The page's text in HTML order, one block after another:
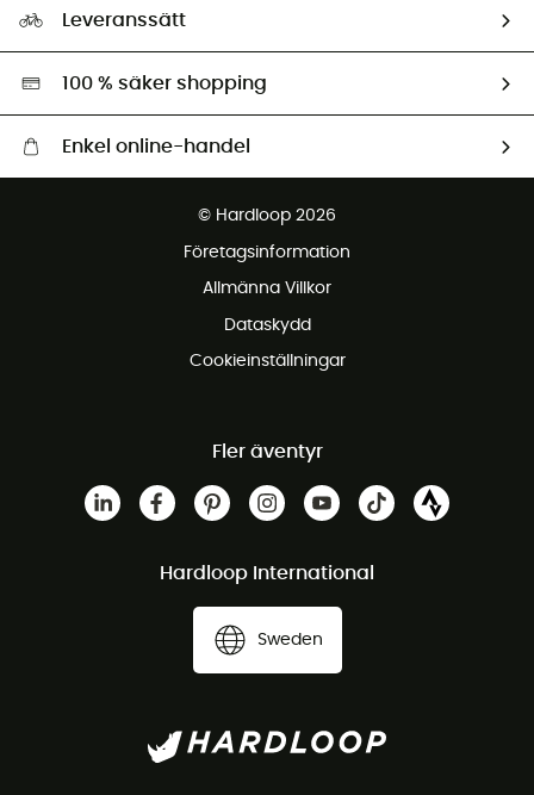
Ambassadörer
Miljöanpassat urval
Leveranssätt
100 % säker shopping
Enkel online-handel
© Hardloop 2026
Företagsinformation
Allmänna Villkor
Dataskydd
Cookieinställningar
Fler äventyr
Hardloop International
Sweden